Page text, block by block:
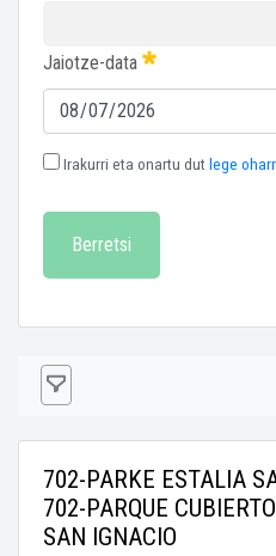
Jaiotze-data
Irakurri eta onartu dut lege
Berretsi
702-PARKE ESTALIA
702-PARQUE
SAN IGNACIO